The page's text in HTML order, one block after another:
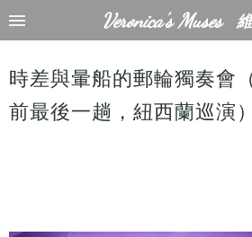
Veronica's Muses
時差與暈船的郵輪獨奏會
前最後一趟，紐西蘭巡演）